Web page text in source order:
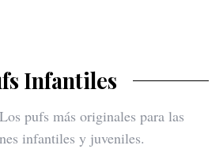
Infantiles
pufs más originales para las
infantiles y juveniles.